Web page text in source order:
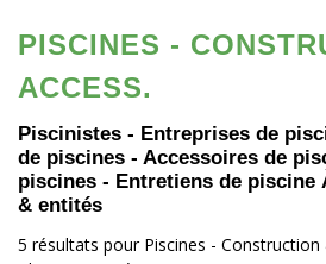
PISCINES -
ACCESS.
Piscinistes - Entreprises de
de piscines - Accessoires de
piscines - Entretiens de piscine
& entités
5 résultats pour Piscines - Construction